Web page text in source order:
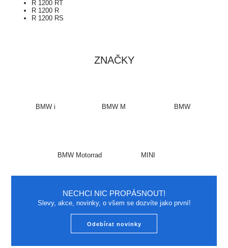
R 1200 RT
R 1200 R
R 1200 RS
ZNAČKY
BMW i BMW M BMW
BMW Motorrad MINI
NECHCI NIC PROPÁSNOUT!
Slevy, akce, novinky, o všem se dozvíte jako první!
Odebírat novinky